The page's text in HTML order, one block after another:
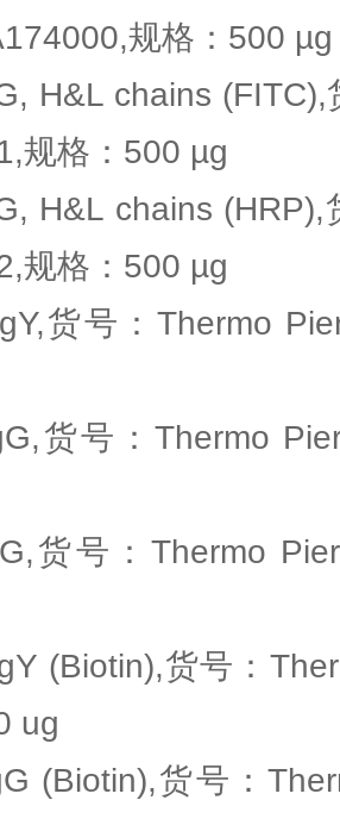
规格：500 µg
H&L chains
规格：500 µg
H&L chains
规格：500 µg
货号：Thermo
货号：Thermo
货号：Thermo
(Biotin),货号：
ug
(Biotin),货号：